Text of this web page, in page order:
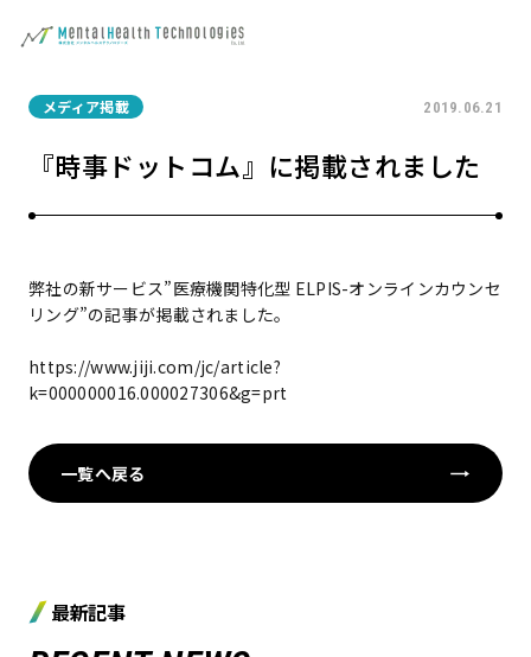
メディア掲載 2019.06.21
『時事ドットコム』に掲載されました
弊社の新サービス”医療機関特化型 ELPIS-オンラインカウンセ
リング”の記事が掲載されました。
https://www.jiji.com/jc/article?
k=000000016.000027306&g=prt
一覧へ戻る
最新記事